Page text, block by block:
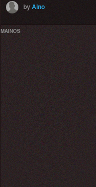
byAino
MAINOS